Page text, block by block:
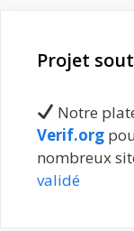
Projet
Notre
Verif.org
nombreux
validé